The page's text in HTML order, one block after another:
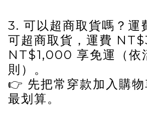
3. 可以超商取貨嗎？運
可超商取貨，運費
NT$1,000 享免運（依
則）。
👉 先把常穿款加入購物
最划算。